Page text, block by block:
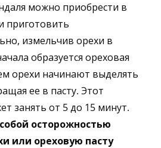
можно приобрести в
приготовить
измельчив орехи в
образуется ореховая
орехи начинают выделять
ее в пасту. Этот
занять от 5 до 15 минут.
осторожностью
или ореховую пасту